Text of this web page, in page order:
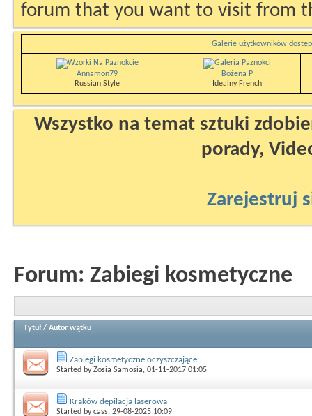
forum that you want to visit from
Galerie użytkowników
Annamon79
Russian Style
Bożena P
Idealny French
Wszystko na temat sztuki
porady,
Zarejestruj
Forum: Zabiegi kosmetyczne
Tytuł / Autor wątku
Zabiegi kosmetyczne oczyszczające
Started byZosia Samosia, 01-11-2017 01:05
Kraków depilacja laserowa
Started bycass, 29-08-2025 10:09